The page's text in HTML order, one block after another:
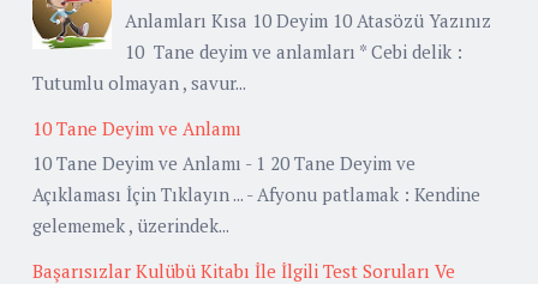
Anlamları Kısa 10 Deyim 10 Atasözü Yazınız
10 Tane deyim ve anlamları * Cebi delik :
Tutumlu olmayan , savur...
10 Tane Deyim ve Anlamı
10 Tane Deyim ve Anlamı - 1 20 Tane Deyim ve
Açıklaması İçin Tıklayın ... - Afyonu patlamak : Kendine
gelememek , üzerindek...
Başarısızlar Kulübü Kitabı İle İlgili Test Soruları Ve